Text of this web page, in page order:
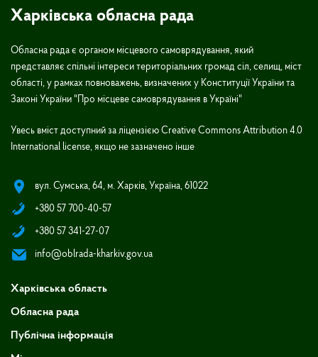
Харківська обласна рада
Обласна рада є органом місцевого самоврядування, який
представляє спільні інтереси територіальних громад сіл, селищ, міст
області, у рамках повноважень, визначених у Конституції України та
Законі України "Про місцеве самоврядування в Україні"
Увесь вміст доступний за ліцензією Creative Commons Attribution 4.0
International license, якщо не зазначено інше
вул. Сумська, 64, м. Харків, Україна, 61022
+380 57 700-40-57
+380 57 341-27-07
info@oblrada-kharkiv.gov.ua
Харківська область
Обласна рада
Публічна інформація